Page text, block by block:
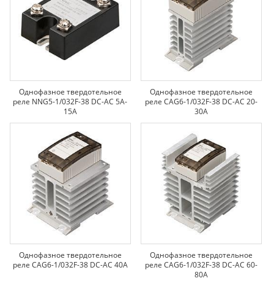
Однофазное твердотельное
реле NNG5-1/032F-38 DC-AC 5A-
15A
Однофазное твердотельное
реле CAG6-1/032F-38 DC-AC 20-
30A
Однофазное твердотельное
реле CAG6-1/032F-38 DC-AC 40A
Однофазное твердотельное
реле CAG6-1/032F-38 DC-AC 60-
80A